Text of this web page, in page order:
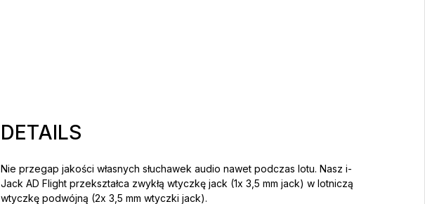
DETAILS
Nie przegap jakości własnych słuchawek audio nawet podczas lotu. Nasz i-
Jack AD Flight przekształca zwykłą wtyczkę jack (1x 3,5 mm jack) w lotniczą
wtyczkę podwójną (2x 3,5 mm wtyczki jack).